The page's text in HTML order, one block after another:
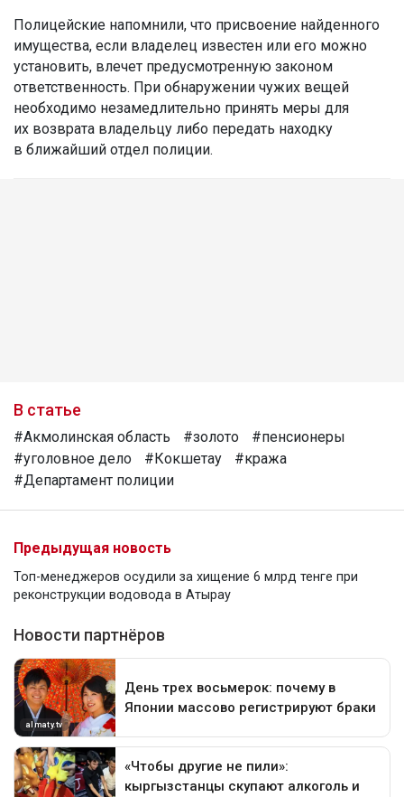
Полицейские напомнили, что присвоение найденного
имущества, если владелец известен или его можно
установить, влечет предусмотренную законом
ответственность. При обнаружении чужих вещей
необходимо незамедлительно принять меры для
их возврата владельцу либо передать находку
в ближайший отдел полиции.
В статье
#Акмолинская область #золото
#пенсионеры
#уголовное дело
#Кокшетау
#кража
#Департамент полиции
Предыдущая новость
Топ-менеджеров осудили за хищение 6 млрд тенге при
реконструкции водовода в Атырау